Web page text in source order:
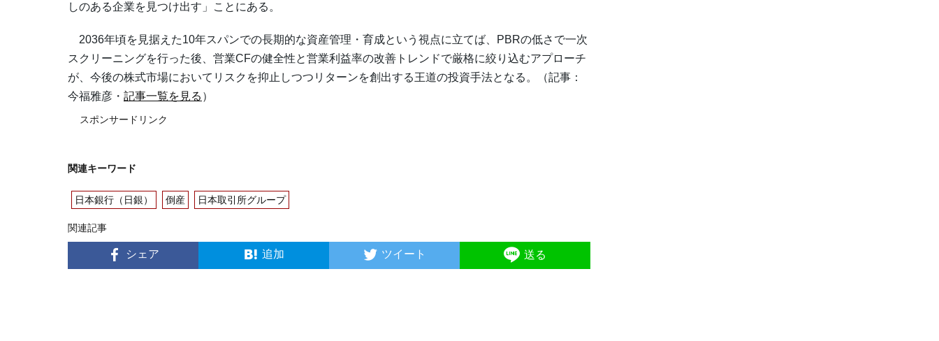
しのある企業を見つけ出す」ことにある。
2036年頃を見据えた10年スパンでの長期的な資産管理・育成という視点に立てば、PBRの低さで一次
スクリーニングを行った後、営業CFの健全性と営業利益率の改善トレンドで厳格に絞り込むアプローチ
が、今後の株式市場においてリスクを抑止しつつリターンを創出する王道の投資手法となる。（記事：
今福雅彦・ 記事一覧を見る ）
スポンサードリンク
関連キーワード
日本銀行（日銀） 倒産 日本取引所グループ
関連記事
シェア 追加 ツイート 送る